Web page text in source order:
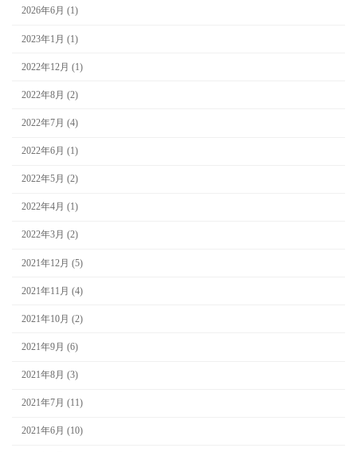
2026年6月 (1)
2023年1月 (1)
2022年12月 (1)
2022年8月 (2)
2022年7月 (4)
2022年6月 (1)
2022年5月 (2)
2022年4月 (1)
2022年3月 (2)
2021年12月 (5)
2021年11月 (4)
2021年10月 (2)
2021年9月 (6)
2021年8月 (3)
2021年7月 (11)
2021年6月 (10)